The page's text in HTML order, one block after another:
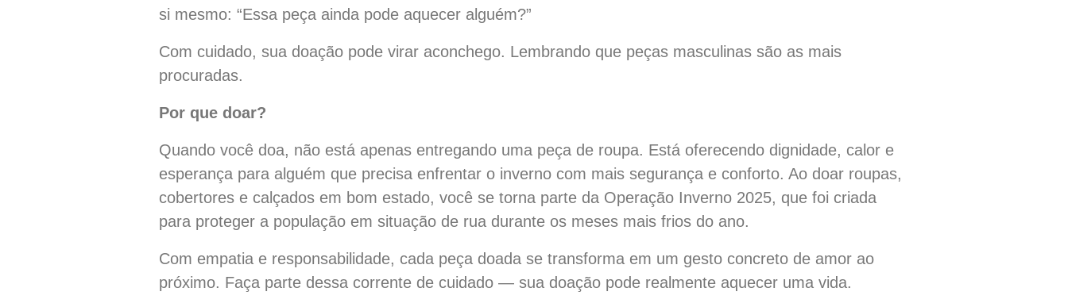
si mesmo: “Essa peça ainda pode aquecer alguém?”
Com cuidado, sua doação pode virar aconchego. Lembrando que peças masculinas são as mais
procuradas.
Por que doar?
Quando você doa, não está apenas entregando uma peça de roupa. Está oferecendo dignidade, calor e
esperança para alguém que precisa enfrentar o inverno com mais segurança e conforto. Ao doar roupas,
cobertores e calçados em bom estado, você se torna parte da Operação Inverno 2025, que foi criada
para proteger a população em situação de rua durante os meses mais frios do ano.
Com empatia e responsabilidade, cada peça doada se transforma em um gesto concreto de amor ao
próximo. Faça parte dessa corrente de cuidado — sua doação pode realmente aquecer uma vida.